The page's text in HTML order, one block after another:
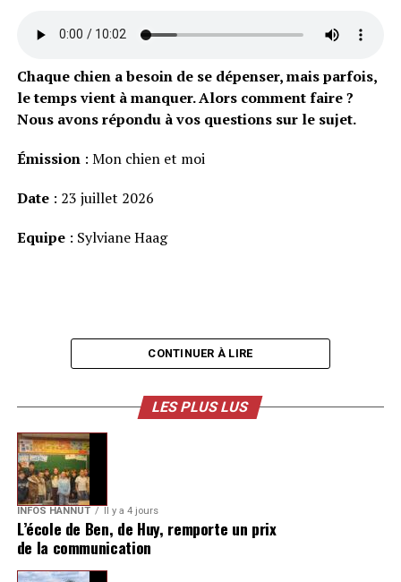
Chaque chien a besoin de se dépenser, mais parfois,
le temps vient à manquer. Alors comment faire ?
Nous avons répondu à vos questions sur le sujet.
Émission: Mon chien et moi
Date: 23 juillet 2026
Equipe: Sylviane Haag
CONTINUER À LIRE
LES PLUS LUS
INFOS HANNUT Il y a 4 jours
L’école de Ben, de Huy, remporte un prix
de la communication